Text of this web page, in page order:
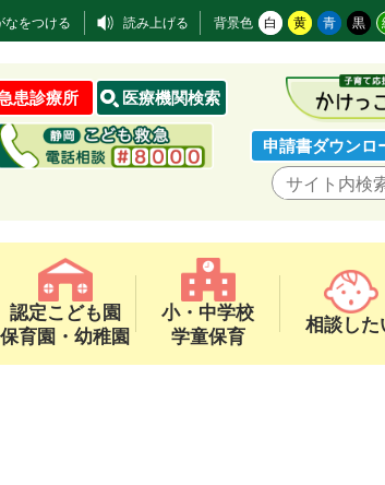
なをつける 読み上げる 背景色 白 黄 青 黒
患診療所 医療機関検索
申請書ダウンロ
認定こども園
保育園・幼稚園
小・中学校
学童保育
相談した